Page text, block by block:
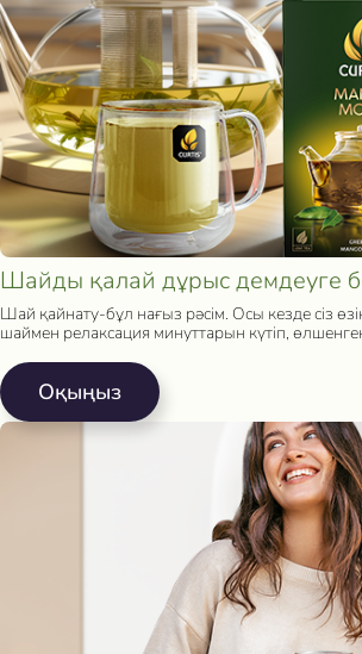
Шайды қалай дұрыс демдеуге
Шай қайнату-бұл нағыз рәсім. Осы кезде сіз
шаймен релаксация минуттарын күтіп,
Oқыңыз